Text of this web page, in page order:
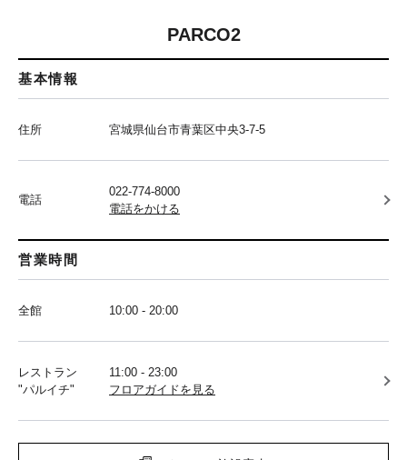
PARCO2
基本情報
住所 宮城県仙台市青葉区中央3-7-5
電話
022-774-8000
電話をかける
営業時間
全館 10:00 - 20:00
レストラン
"パルイチ"
11:00 - 23:00
フロアガイドを見る